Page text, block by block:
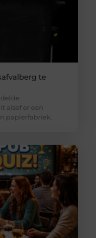
te
alsof er een
papierfabriek.